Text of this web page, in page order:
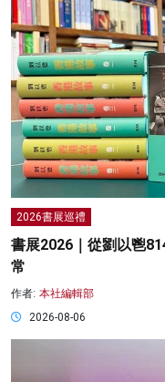
2026書展巡禮
書展2026｜從劉以鬯
常
作者: 本社編輯部
2026-08-06